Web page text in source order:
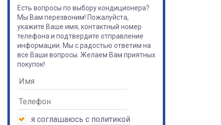
Есть вопросы по выбору кондиционера?
Мы Вам перезвоним! Пожалуйста,
укажите Ваше имя, контактный номер
телефона и подтвердите отправление
информации. Мы с радостью ответим на
все Ваши вопросы. Желаем Вам приятных
покупок!
я соглашаюсь с политикой